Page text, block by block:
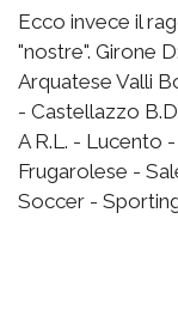
Ecco invece il
"nostre". Girone
Arquatese Valli
- Castellazzo
A R.L. - Lucento
Frugarolese -
Soccer -